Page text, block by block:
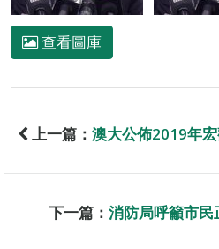
查看圖庫
上一篇： 澳大公佈2019年
下一篇： 消防局呼籲市